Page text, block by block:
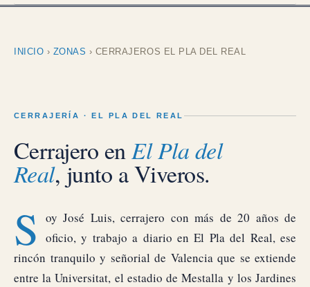
INICIO › ZONAS › CERRAJEROS EL PLA DEL REAL
CERRAJERÍA · EL PLA DEL REAL
Cerrajero enEl Pla del
Real, junto a Viveros.
S
oy José Luis, cerrajero con más de 20 años de
oficio, y trabajo a diario en El Pla del Real, ese
rincón tranquilo y señorial de Valencia que se extiende
entre la Universitat, el estadio de Mestalla y los Jardines